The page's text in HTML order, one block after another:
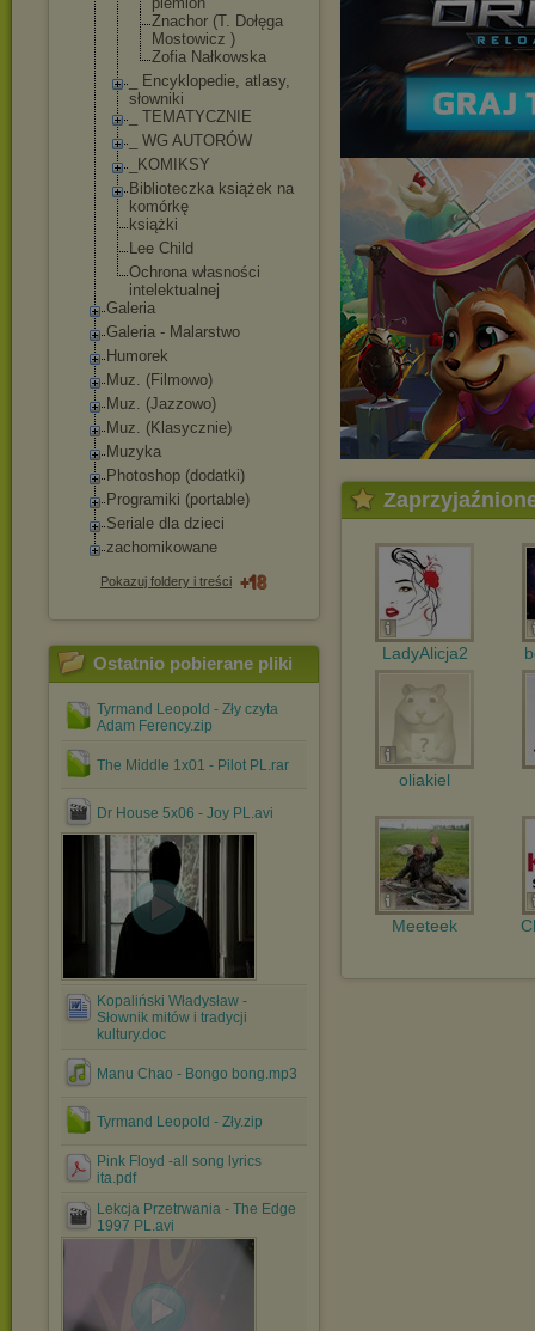
Znachor (T. Dołęga
Mostowicz )
Zofia Nałkowska
_ Encyklopedie, atlasy,
słowniki
_ TEMATYCZNIE
_ WG AUTORÓW
_KOMIKSY
Biblioteczka książek na
komórkę
książki
Lee Child
Ochrona własności
intelektualnej
Galeria
Galeria - Malarstwo
Humorek
Muz. (Filmowo)
Muz. (Jazzowo)
Muz. (Klasycznie)
Muzyka
Photoshop (dodatki)
Programiki (portable)
Seriale dla dzieci
zachomikowane
Pokazuj foldery i treści
Ostatnio pobierane pliki
Tyrmand Leopold - Zły czyta
Adam Ferency.zip
The Middle 1x01 - Pilot PL.rar
Dr House 5x06 - Joy PL.avi
Kopaliński Władysław -
Słownik mitów i tradycji
kultury.doc
Manu Chao - Bongo bong.mp3
Tyrmand Leopold - Zły.zip
Pink Floyd -all song lyrics
ita.pdf
Lekcja Przetrwania - The Edge
1997 PL.avi
LadyAlicja2
oliakiel
Meeteek